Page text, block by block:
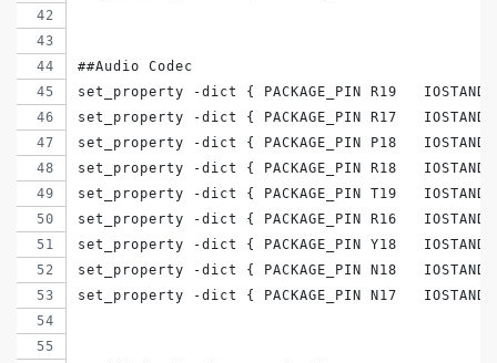
##Audio Codec
set_property -dict { PACKAGE_PIN R19
set_property -dict { PACKAGE_PIN R17
set_property -dict { PACKAGE_PIN P18
set_property -dict { PACKAGE_PIN R18
set_property -dict { PACKAGE_PIN T19
set_property -dict { PACKAGE_PIN R16
set_property -dict { PACKAGE_PIN Y18
set_property -dict { PACKAGE_PIN N18
set_property -dict { PACKAGE_PIN N17